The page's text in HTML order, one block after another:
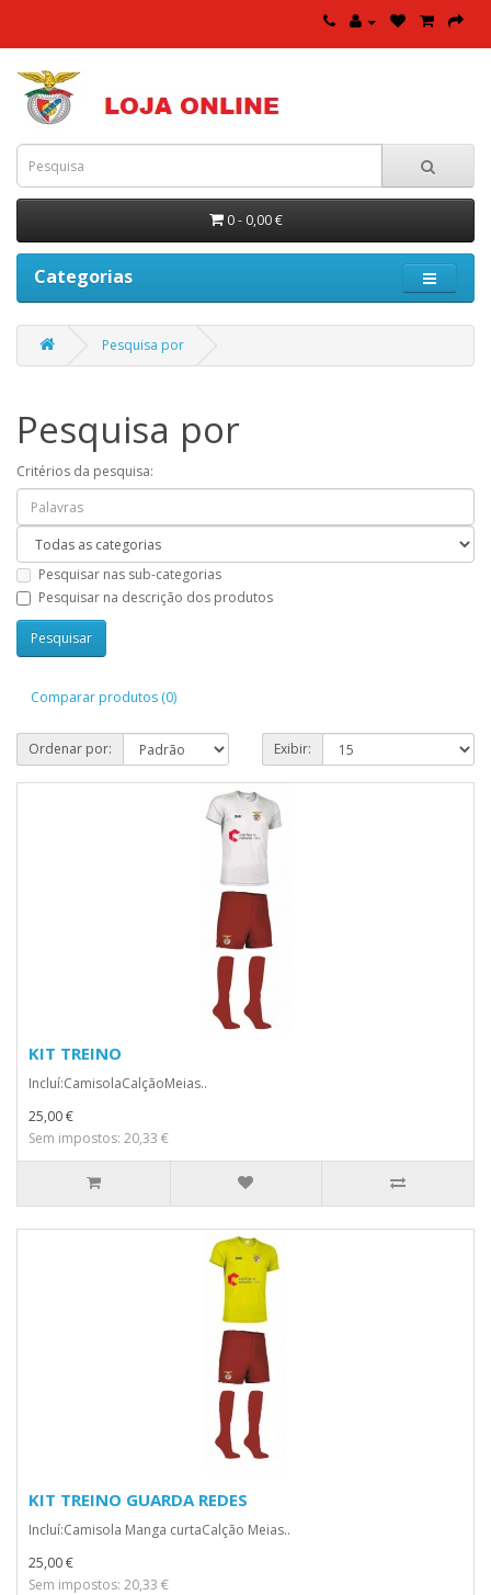
0 - 0,00 €
Categorias
Pesquisa por
Pesquisa por
Critérios da pesquisa:
Pesquisar nas sub-categorias
Pesquisar na descrição dos produtos
Comparar produtos (0)
Ordenar por: Exibir:
KIT TREINO
Incluí:CamisolaCalçãoMeias..
25,00 €
Sem impostos: 20,33 €
KIT TREINO GUARDA REDES
Incluí:Camisola Manga curtaCalção Meias..
25,00 €
Sem impostos: 20,33 €